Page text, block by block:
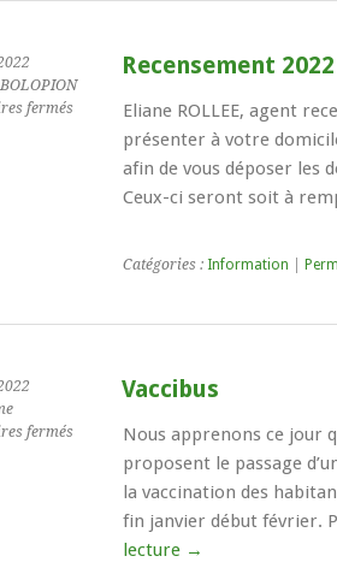
ferméssur
Recensement
Recensement 2022
Eliane ROLLEE, agent
présenter à votre
afin de vous déposer les
Ceux-ci seront soit à
Catégories : Information
ferméssur
Vaccibus
Nous apprenons ce jour
proposent le passage
la vaccination des
fin janvier début février.
lecture →